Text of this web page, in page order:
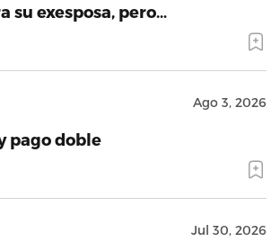
su exesposa, pero…
Ago 3, 2026
pago doble
Jul 30, 2026